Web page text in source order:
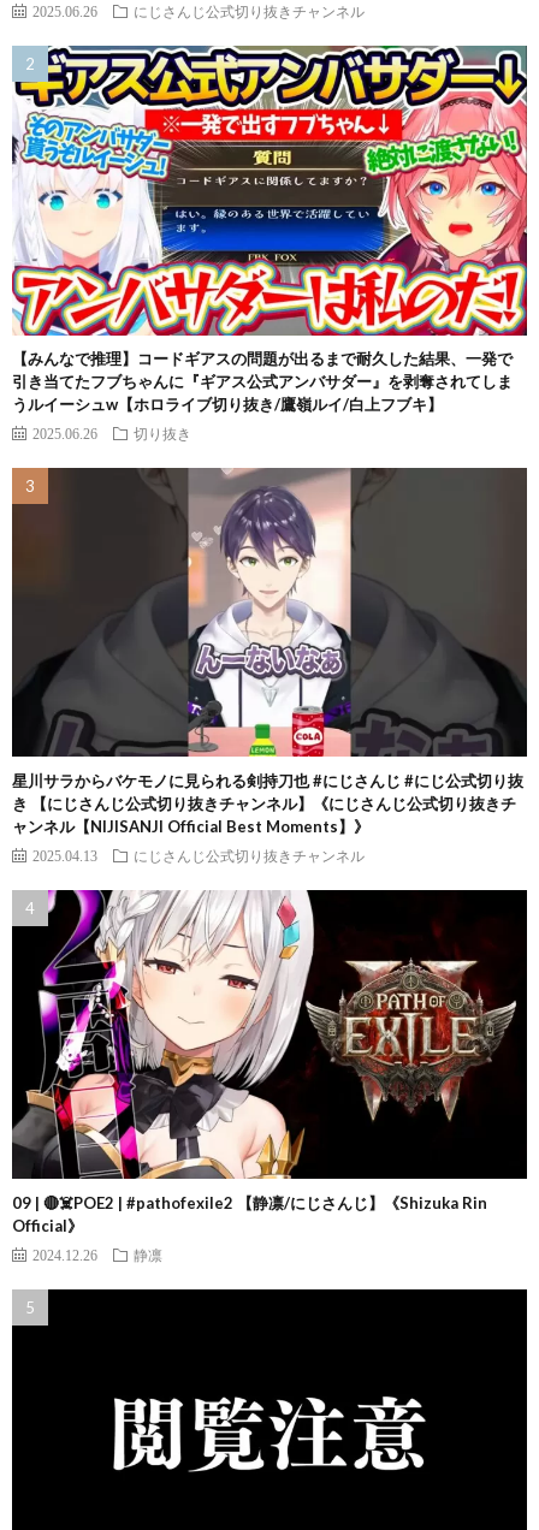
2025.06.26 にじさんじ公式切り抜きチャンネル
【みんなで推理】コードギアスの問題が出るまで耐久した結果、一発で
引き当てたフブちゃんに『ギアス公式アンバサダー』を剥奪されてしま
うルイーシュw【ホロライブ切り抜き/鷹嶺ルイ/白上フブキ】
2025.06.26 切り抜き
星川サラからバケモノに見られる剣持刀也 #にじさんじ #にじ公式切り抜
き 【にじさんじ公式切り抜きチャンネル】《にじさんじ公式切り抜きチ
ャンネル【NIJISANJI Official Best Moments】》
2025.04.13 にじさんじ公式切り抜きチャンネル
09 | 🔴☠️POE2 | #pathofexile2 【静凛/にじさんじ】《Shizuka Rin
Official》
2024.12.26 静凛